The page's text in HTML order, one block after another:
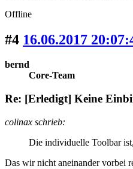
Offline
#4 16.06.2017
bernd
Core-Team
Re: [Erledigt] Keine
colinax schrieb:
Die individuelle Toolbar
Das wir nicht aneinander vorbei